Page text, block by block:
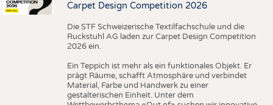
Carpet Design Competition 2026
Die STF Schweizerische Textilfachschule und die
Ruckstuhl AG laden zur Carpet Design Competition
2026 ein.
Ein Teppich ist mehr als ein funktionales Objekt. Er
prägt Räume, schafft Atmosphäre und verbindet
Material, Farbe und Handwerk zu einer
gestalterischen Einheit. Unter dem